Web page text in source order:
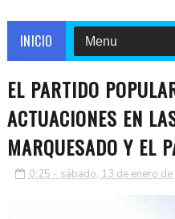
INICIO
EL PARTIDO
ACTUACIONES EN
MARQUESADO Y EL
0:25 - sábado, 13 de enero